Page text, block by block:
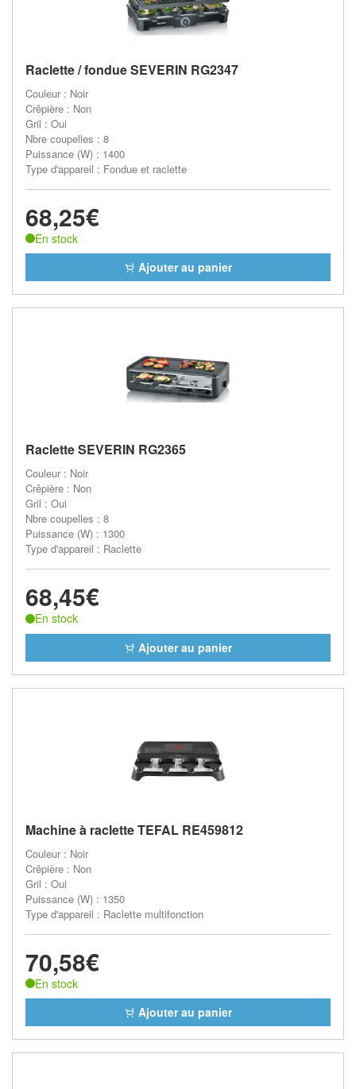
Raclette / fondue SEVERIN RG2347
Couleur : Noir
Crêpière : Non
Gril : Oui
Nbre coupelles : 8
Puissance (W) : 1400
Type d'appareil : Fondue et raclette
68,25€
En stock
Ajouter au panier
Raclette SEVERIN RG2365
Couleur : Noir
Crêpière : Non
Gril : Oui
Nbre coupelles : 8
Puissance (W) : 1300
Type d'appareil : Raclette
68,45€
En stock
Ajouter au panier
Machine à raclette TEFAL RE459812
Couleur : Noir
Crêpière : Non
Gril : Oui
Puissance (W) : 1350
Type d'appareil : Raclette multifonction
70,58€
En stock
Ajouter au panier